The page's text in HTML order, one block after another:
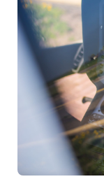
strutturato in
Ogni fase del
e attività
studenti di
le abilitazioni
carriera nel
PPL (H) –
Il primo passo
rotante.
scopi non
accedere ai